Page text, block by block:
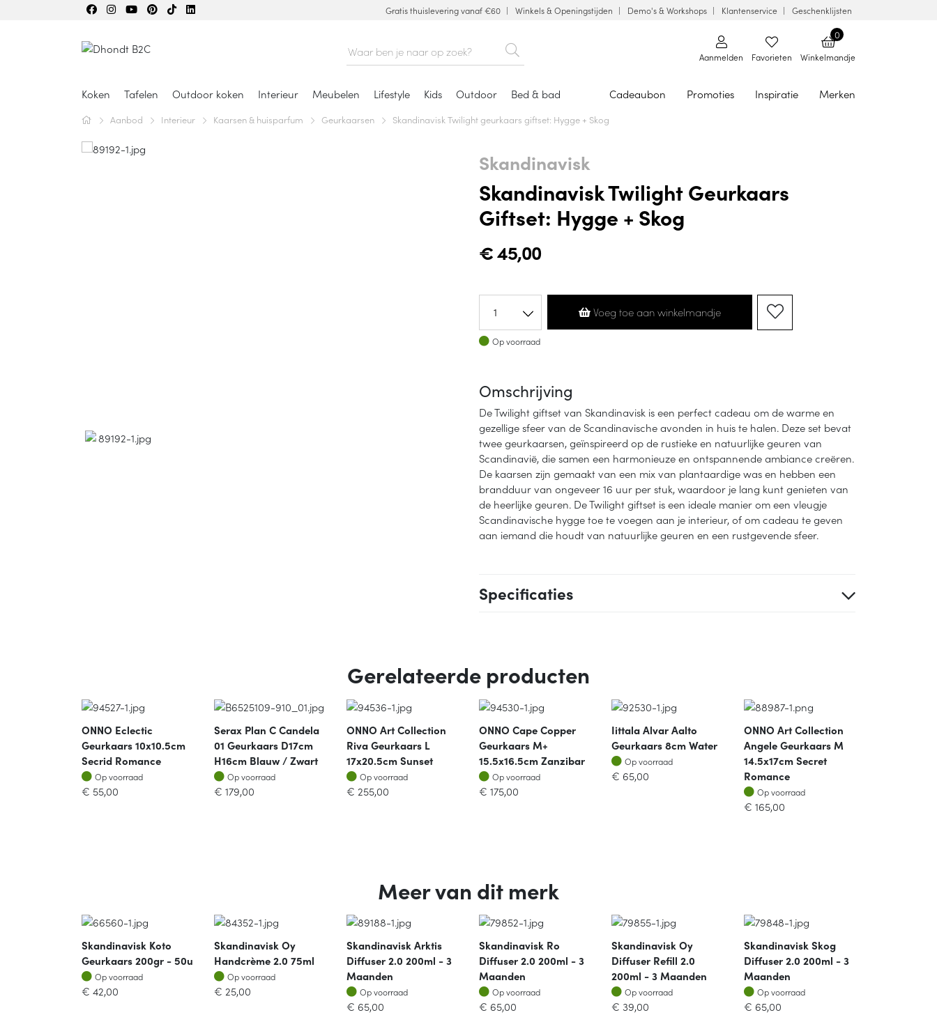
Gratis thuislevering vanaf €60 Winkels & Openingstijden Demo's & Workshops Klantenservice Geschenklijsten
Aanmelden Favorieten
0
Winkelmandje
Koken Tafelen Outdoor koken Interieur Meubelen Lifestyle Kids Outdoor Bed & bad Cadeaubon Promoties Inspiratie Merken
Aanbod Interieur Kaarsen & huisparfum Geurkaarsen Skandinavisk Twilight geurkaars giftset: Hygge + Skog
Skandinavisk
Skandinavisk Twilight Geurkaars
Giftset: Hygge + Skog
€45,00
Voeg toe aan winkelmandje
Op voorraad
Op voorraad
Omschrijving
De Twilight giftset van Skandinavisk is een perfect cadeau om de warme en
gezellige sfeer van de Scandinavische avonden in huis te halen. Deze set bevat
twee geurkaarsen, geïnspireerd op de rustieke en natuurlijke geuren van
Scandinavië, die samen een harmonieuze en ontspannende ambiance creëren.
De kaarsen zijn gemaakt van een mix van plantaardige was en hebben een
brandduur van ongeveer 16 uur per stuk, waardoor je lang kunt genieten van
de heerlijke geuren. De Twilight giftset is een ideale manier om een vleugje
Scandinavische hygge toe te voegen aan je interieur, of om cadeau te geven
aan iemand die houdt van natuurlijke geuren en een rustgevende sfeer.
Specificaties
Gerelateerde producten
ONNO Eclectic
Geurkaars 10x10.5cm
Secrid Romance
Op voorraad
Op voorraad
€ 55,00
Serax Plan C Candela
01 Geurkaars D17cm
H16cm Blauw / Zwart
Op voorraad
Op voorraad
€ 179,00
ONNO Art Collection
Riva Geurkaars L
17x20.5cm Sunset
Op voorraad
Op voorraad
€ 255,00
ONNO Cape Copper
Geurkaars M+
15.5x16.5cm Zanzibar
Op voorraad
Op voorraad
€ 175,00
Iittala Alvar Aalto
Geurkaars 8cm Water
Op voorraad
Op voorraad
€ 65,00
ONNO Art Collection
Angele Geurkaars M
14.5x17cm Secret
Romance
Op voorraad
Op voorraad
€ 165,00
Meer van dit merk
Skandinavisk Koto
Geurkaars 200gr - 50u
Op voorraad
Op voorraad
€ 42,00
Skandinavisk Oy
Handcrème 2.0 75ml
Op voorraad
Op voorraad
€ 25,00
Skandinavisk Arktis
Diffuser 2.0 200ml - 3
Maanden
Op voorraad
Op voorraad
€ 65,00
Skandinavisk Ro
Diffuser 2.0 200ml - 3
Maanden
Op voorraad
Op voorraad
€ 65,00
Skandinavisk Oy
Diffuser Refill 2.0
200ml - 3 Maanden
Op voorraad
Op voorraad
€ 39,00
Skandinavisk Skog
Diffuser 2.0 200ml - 3
Maanden
Op voorraad
Op voorraad
€ 65,00